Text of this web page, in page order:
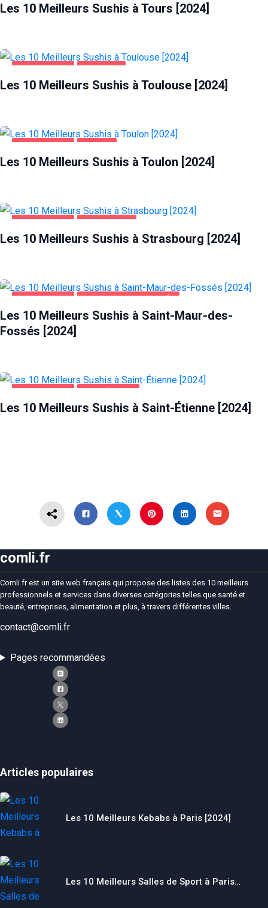
Les 10 Meilleurs Sushis à Tours [2024]
Les 10 Meilleurs Sushis à Toulouse [2024]
Les 10 Meilleurs Sushis à Toulon [2024]
Les 10 Meilleurs Sushis à Strasbourg [2024]
Les 10 Meilleurs Sushis à Saint-Maur-des-
Fossés [2024]
Les 10 Meilleurs Sushis à Saint-Étienne [2024]
comli.fr
Comli.fr est un site web français qui propose des listes des 10 meilleurs
professionnels et services dans diverses catégories telles que santé et
beauté, entreprises, alimentation et plus, à travers différentes villes.
contact@comli.fr
Pages recommandées
Articles populaires
Les 10 Meilleurs Kebabs à Paris [2024]
Les 10 Meilleurs Salles de Sport à Paris…